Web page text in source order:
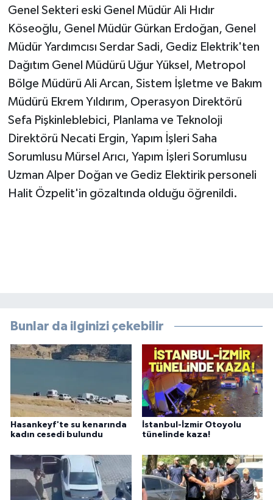
Genel Sekteri eski Genel Müdür Ali Hıdır
Köseoğlu, Genel Müdür Gürkan Erdoğan, Genel
Müdür Yardımcısı Serdar Sadi, Gediz Elektrik'ten
Dağıtım Genel Müdürü Uğur Yüksel, Metropol
Bölge Müdürü Ali Arcan, Sistem İşletme ve Bakım
Müdürü Ekrem Yıldırım, Operasyon Direktörü
Sefa Pişkinleblebici, Planlama ve Teknoloji
Direktörü Necati Ergin, Yapım İşleri Saha
Sorumlusu Mürsel Arıcı, Yapım İşleri Sorumlusu
Uzman Alper Doğan ve Gediz Elektirik personeli
Halit Özpelit'in gözaltında olduğu öğrenildi.
Bunlar da ilginizi çekebilir
Hasankeyf'te su kenarında
kadın cesedi bulundu
İstanbul-İzmir Otoyolu
tünelinde kaza!